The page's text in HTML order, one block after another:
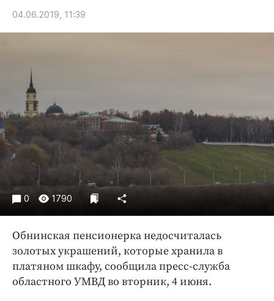
Авто и транспорт
Благоустройство
Образование
Общество
Погода
Праздники
Происшествия
Спорт
Экономика и бизнес
ПРОЕКТЫ
Блоги
Издания
04.06.2019, 11:39
0 1790
Обнинская пенсионерка недосчиталась
золотых украшений, которые хранила в
платяном шкафу, сообщила пресс-служба
областного УМВД во вторник, 4 июня.